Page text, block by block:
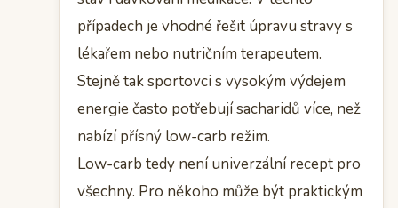
případech je vhodné řešit úpravu stravy s
lékařem nebo nutričním terapeutem.
Stejně tak sportovci s vysokým výdejem
energie často potřebují sacharidů více, než
nabízí přísný low-carb režim.
Low-carb tedy není univerzální recept pro
všechny. Pro někoho může být praktickým